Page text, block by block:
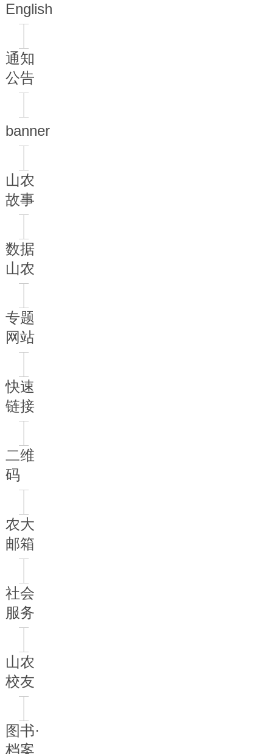
English
通知
公告
banner
山农
故事
数据
山农
专题
网站
快速
链接
二维
码
农大
邮箱
社会
服务
山农
校友
图书·
档案